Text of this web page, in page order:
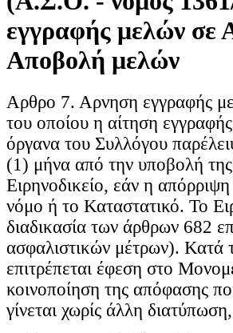
εγγραφής μελών σε
Αποβολή μελών
Αρθρο 7. Αρνηση εγγραφής
του οποίου η αίτηση
όργανα του Συλλόγου
(1) μήνα από την υποβολή
Ειρηνοδικείο, εάν η
νόμο ή το Καταστατικό. Το
διαδικασία των άρθρων 682
ασφαλιστικών μέτρων). Κατά
επιτρέπεται έφεση στο
κοινοποίηση της απόφασης
γίνεται χωρίς άλλη